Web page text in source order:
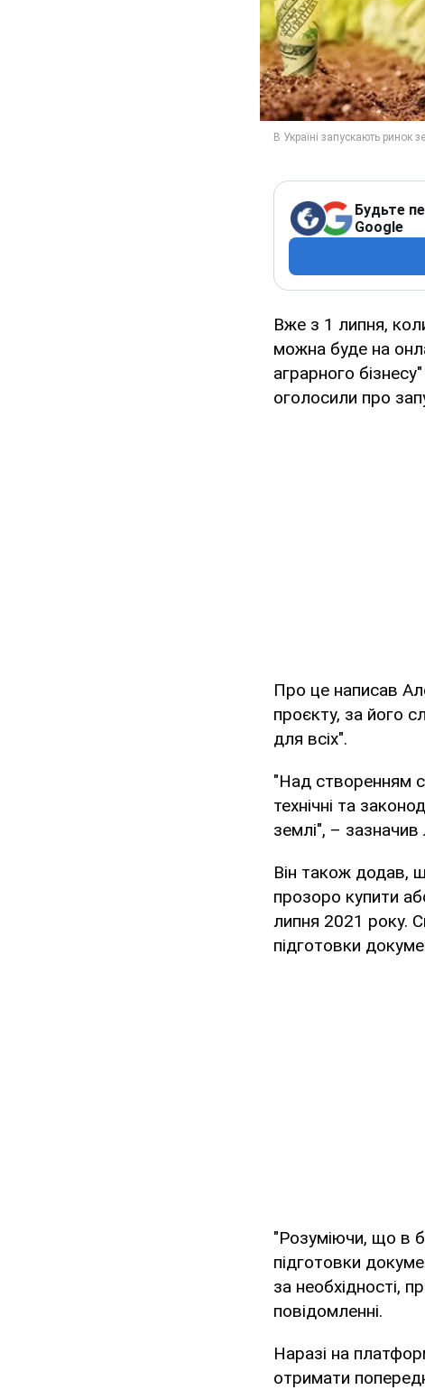
Будьте
Google
Вже з 1 липня,
можна буде на
аграрного
оголосили про
Про це написав
проєкту, за його
для всіх".
"Над створенням
технічні та
землі", – зазначив
Він також додав,
прозоро купити
липня 2021 року.
підготовки
"Розуміючи, що в
підготовки
за необхідності,
повідомленні.
Наразі на
отримати